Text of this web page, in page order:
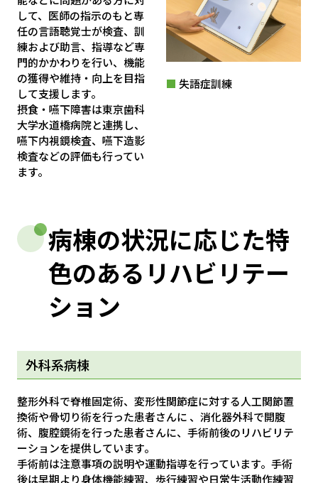
して、医師の指示のもと専
任の言語聴覚士が検査、訓
練および助言、指導など専
門的かかわりを行い、機能
の獲得や維持・向上を目指
して支援します。
摂食・嚥下障害は東京歯科
大学水道橋病院と連携し、
嚥下内視鏡検査、嚥下造影
検査などの評価も行ってい
ます。
■ 失語症訓練
病棟の状況に応じた特
色のあるリハビリテー
ション
外科系病棟
整形外科で脊椎固定術、変形性関節症に対する人工関節置
換術や骨切り術を行った患者さんに 、消化器外科で開腹
術、腹腔鏡術を行った患者さんに、手術前後のリハビリテ
ーションを提供しています。
手術前は注意事項の説明や運動指導を行っています。手術
後は早期より身体機能練習、歩行練習や日常生活動作練習